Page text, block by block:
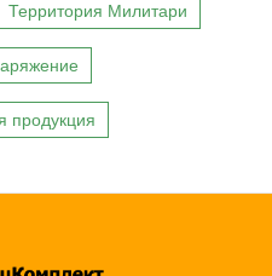
Территория Милитари
продукция